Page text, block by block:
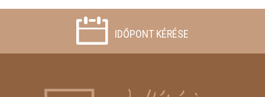
IDŐPONT KÉRÉSE